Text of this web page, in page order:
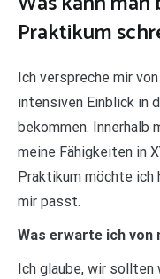
Praktikum
Ich verspreche mir
intensiven Einblick in
bekommen. Innerhalb
meine Fähigkeiten in
Praktikum möchte ich
mir passt.
Was erwarte ich von
Ich glaube, wir